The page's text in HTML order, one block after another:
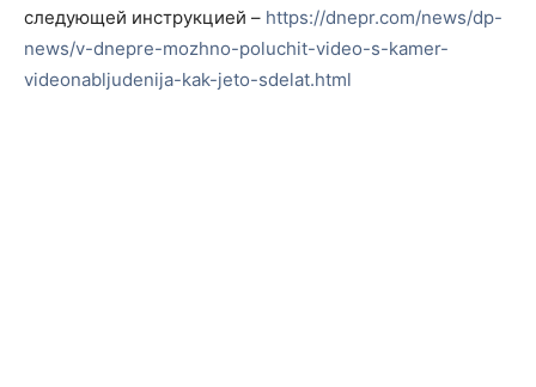
следующей инструкцией – https://dnepr.com/news/dp-
news/v-dnepre-mozhno-poluchit-video-s-kamer-
videonabljudenija-kak-jeto-sdelat.html